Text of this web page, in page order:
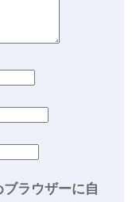
ラウザーに自